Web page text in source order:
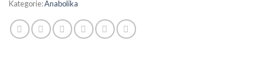
Kategorie:Anabolika